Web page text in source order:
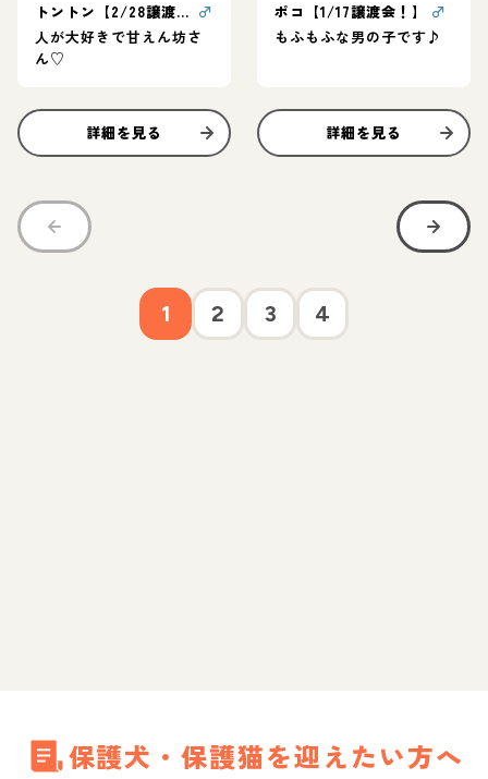
トントン【2/28譲渡会！】 ♂
人が大好きで甘えん坊さ
ん♡
詳細を見る
ポコ【1/17譲渡会！】
♂
もふもふな男の子です♪
詳細を見る
1 2 3 4
保護犬・保護猫を迎えたい方へ